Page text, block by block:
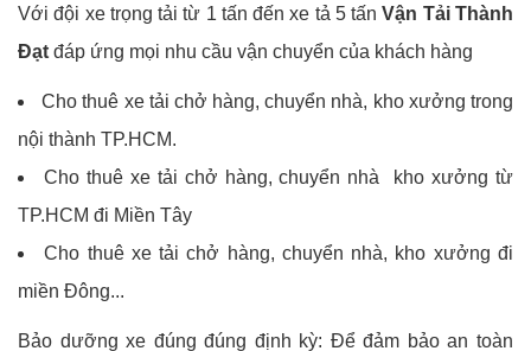
Với đội xe trọng tải từ 1 tấn đến xe tả 5 tấnVận Tải Thành
Đạt đáp ứng mọi nhu cầu vận chuyển của khách hàng
Cho thuê xe tải chở hàng, chuyển nhà, kho xưởng trong
nội thành TP.HCM.
Cho thuê xe tải chở hàng, chuyển nhà kho xưởng từ
TP.HCM đi Miền Tây
Cho thuê xe tải chở hàng, chuyển nhà, kho xưởng đi
miền Đông...
Bảo dưỡng xe đúng đúng định kỳ: Để đảm bảo an toàn